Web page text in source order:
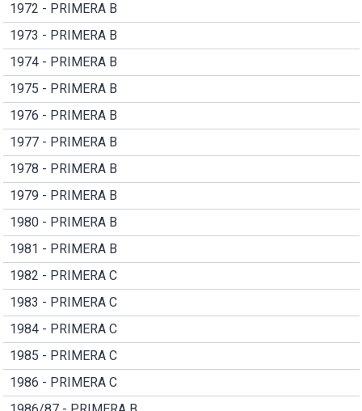
1972 - PRIMERA B
1973 - PRIMERA B
1974 - PRIMERA B
1975 - PRIMERA B
1976 - PRIMERA B
1977 - PRIMERA B
1978 - PRIMERA B
1979 - PRIMERA B
1980 - PRIMERA B
1981 - PRIMERA B
1982 - PRIMERA C
1983 - PRIMERA C
1984 - PRIMERA C
1985 - PRIMERA C
1986 - PRIMERA C